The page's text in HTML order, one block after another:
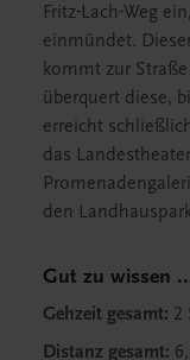
Fritz-Lach-Weg
einmündet.
kommt zur
überquert diese,
erreicht
das
den
Gut zu wissen
Gehzeit gesamt: 2
Distanz gesamt: